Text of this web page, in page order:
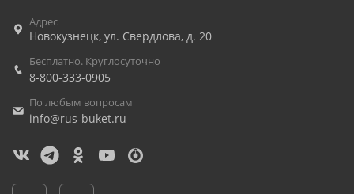
Адрес
Новокузнецк, ул. Свердлова, д. 20
Бесплатно. Круглосуточно
8-800-333-0905
По любым вопросам
info@rus-buket.ru